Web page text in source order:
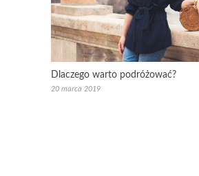
Dlaczego warto podróżować?
20 marca 2019